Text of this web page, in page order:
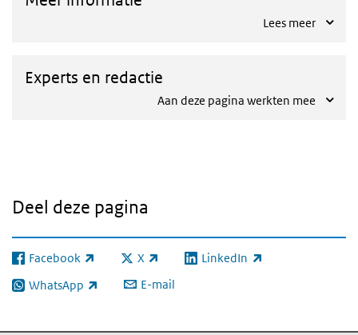
Lees meer
Experts en redactie
Aan deze pagina werkten mee
Deel deze pagina
Facebook
(externe link) X
(externe link) LinkedIn
(externe link)
WhatsApp
(externe link) E-mail